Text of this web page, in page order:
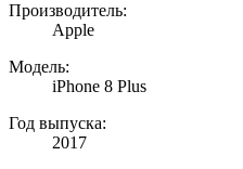
Производитель:
Apple
Модель:
iPhone 8 Plus
Год выпуска:
2017